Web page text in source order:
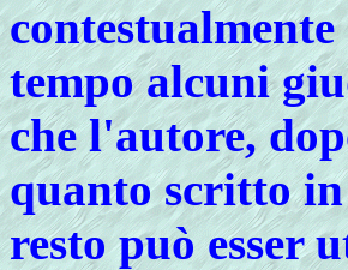
tempo alcuni
che l'autore,
quanto scritto
resto può esser